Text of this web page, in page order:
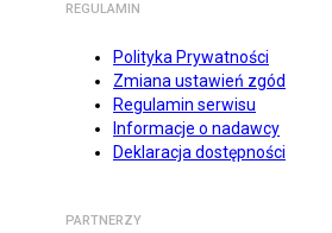
REGULAMIN
Polityka Prywatności
Zmiana ustawień zgód
Regulamin serwisu
Informacje o nadawcy
Deklaracja dostępności
PARTNERZY